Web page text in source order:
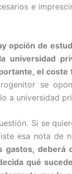
e
opción de
universidad
el coste
se
a universidad
Si se
esa nota de
deberá
qué